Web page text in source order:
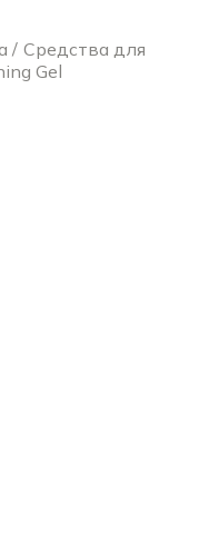
Средства для
Gel